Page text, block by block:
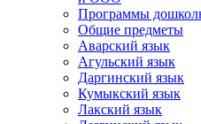
Программы
Общие предметы
Аварский язык
Агульский язык
Даргинский язык
Кумыкский язык
Лакский язык